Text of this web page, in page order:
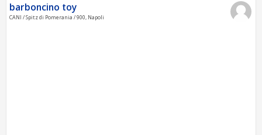
barboncino toy
CANI / Spitz di Pomerania / 900, Napoli